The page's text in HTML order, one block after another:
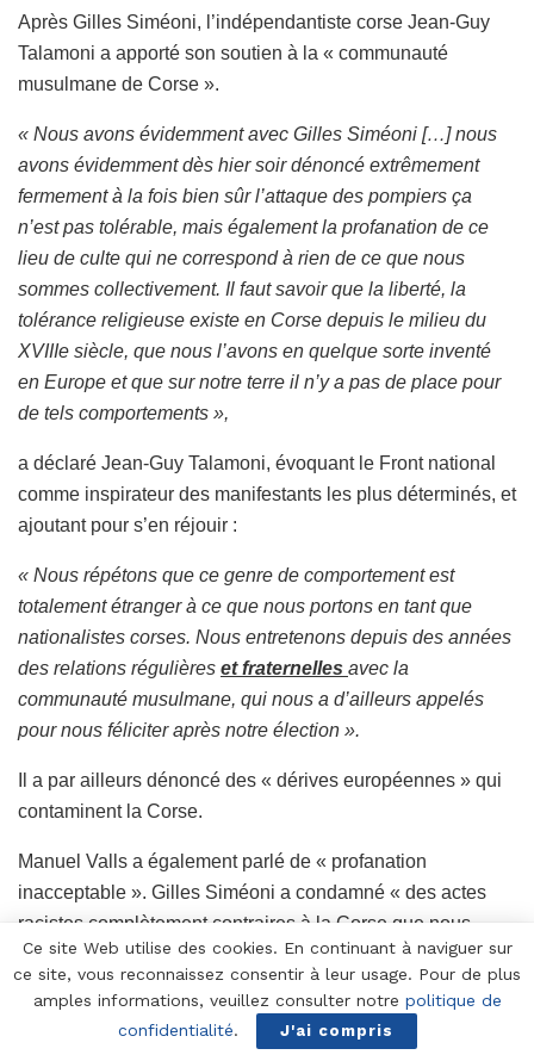
Après Gilles Siméoni, l’indépendantiste corse Jean-Guy
Talamoni a apporté son soutien à la « communauté
musulmane de Corse ».
« Nous avons évidemment avec Gilles Siméoni […] nous
avons évidemment dès hier soir dénoncé extrêmement
fermement à la fois bien sûr l’attaque des pompiers ça
n’est pas tolérable, mais également la profanation de ce
lieu de culte qui ne correspond à rien de ce que nous
sommes collectivement. Il faut savoir que la liberté, la
tolérance religieuse existe en Corse depuis le milieu du
XVIIIe siècle, que nous l’avons en quelque sorte inventé
en Europe et que sur notre terre il n’y a pas de place pour
de tels comportements »,
a déclaré Jean-Guy Talamoni, évoquant le Front national
comme inspirateur des manifestants les plus déterminés, et
ajoutant pour s’en réjouir :
« Nous répétons que ce genre de comportement est
totalement étranger à ce que nous portons en tant que
nationalistes corses. Nous entretenons depuis des années
des relations régulières et fraternelles avec la
communauté musulmane, qui nous a d’ailleurs appelés
pour nous féliciter après notre élection ».
Il a par ailleurs dénoncé des « dérives européennes » qui
contaminent la Corse.
Manuel Valls a également parlé de « profanation
inacceptable ». Gilles Siméoni a condamné « des actes
racistes complètement contraires à la Corse que nous
voulons » et dénoncé l’extrême droite, des propos en
phase avec ceux deBernard Cazeneuve :
« Ces exactions intolérables, aux relents de racisme et de
Ce site Web utilise des cookies. En continuant à naviguer sur
ce site, vous reconnaissez consentir à leur usage. Pour de plus
amples informations, veuillez consulter notre politique de
confidentialité. J'ai compris